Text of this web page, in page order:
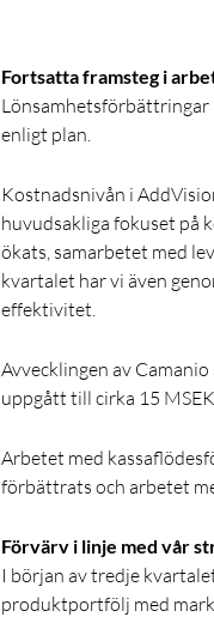
Fortsatta framsteg i
enligt plan.
Kostnadsnivån i
huvudsakliga fokuset på
ökats, samarbetet med
kvartalet har vi även
effektivitet.
Avvecklingen av
uppgått till cirka 15
Arbetet med
förbättrats och arbetet
Förvärv i linje med vår
I början av tredje
produktportfölj med